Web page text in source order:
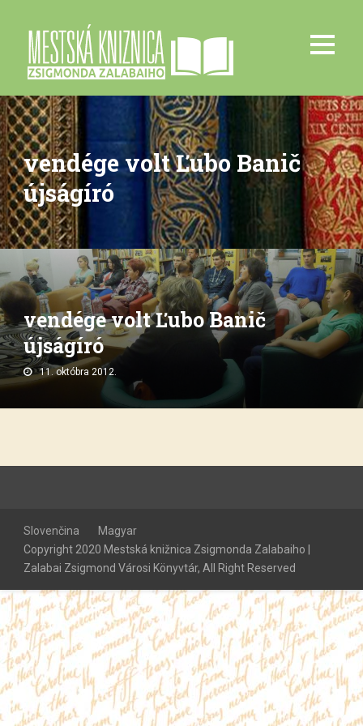
vendége volt Ľubo Banič
újságíró
vendége volt Ľubo Banič
újságíró
11. októbra 2012.
Slovenčina
Magyar
Copyright 2020 Mestská knižnica Zsigmonda Zalabaiho |
Zalabai Zsigmond Városi Könyvtár, All Right Reserved